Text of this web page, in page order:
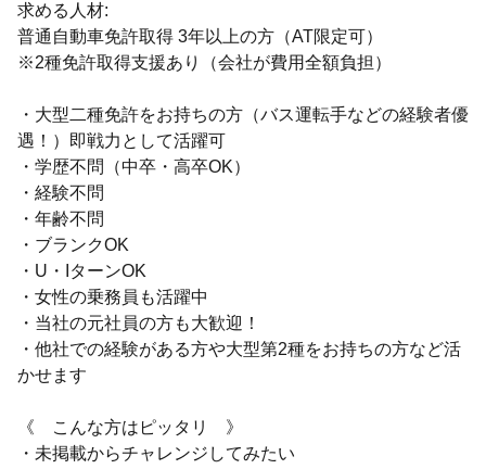
求める人材:
普通自動車免許取得 3年以上の方（AT限定可）
※2種免許取得支援あり（会社が費用全額負担）
・大型二種免許をお持ちの方（バス運転手などの経験者優
遇！）即戦力として活躍可
・学歴不問（中卒・高卒OK）
・経験不問
・年齢不問
・ブランクOK
・U・IターンOK
・女性の乗務員も活躍中
・当社の元社員の方も大歓迎！
・他社での経験がある方や大型第2種をお持ちの方など活
かせます
《 こんな方はピッタリ 》
・未掲載からチャレンジしてみたい